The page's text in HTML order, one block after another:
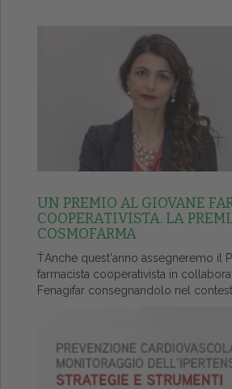
UN PREMIO AL GIOVANE
COOPERATIVISTA. LA
COSMOFARMA
ŤAnche quest'anno assegneremo il
farmacista cooperativista in
Fenagifar consegnandolo nel